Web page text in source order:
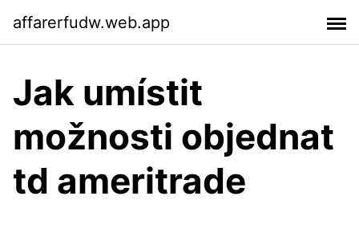
affarerfudw.web.app
Jak umístit
možnosti objednat
td ameritrade